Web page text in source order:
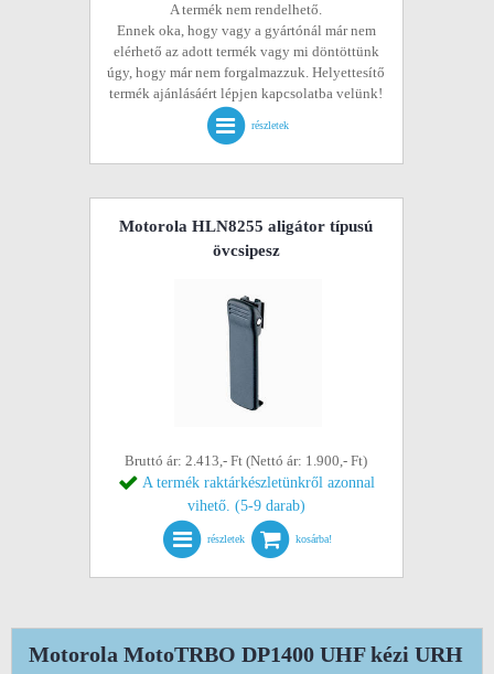
A termék nem rendelhető.
Ennek oka, hogy vagy a gyártónál már nem
elérhető az adott termék vagy mi döntöttünk
úgy, hogy már nem forgalmazzuk. Helyettesítő
termék ajánlásáért lépjen kapcsolatba velünk!
részletek
Motorola HLN8255 aligátor típusú
övcsipesz
Bruttó ár: 2.413,- Ft (Nettó ár: 1.900,- Ft)
A termék raktárkészletünkről azonnal
vihető. (5-9 darab)
részletek kosárba!
Motorola MotoTRBO DP1400 UHF kézi URH